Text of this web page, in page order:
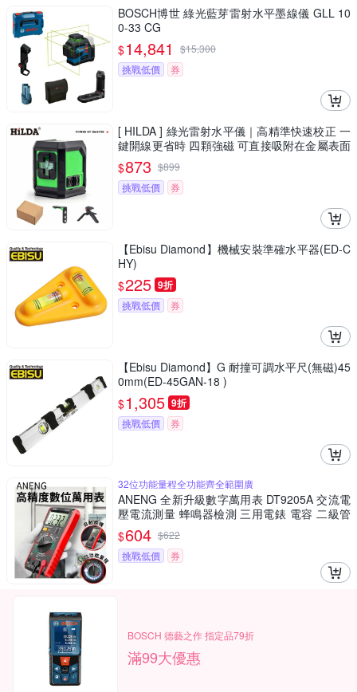
BOSCH博世 綠光藍芽雷射水平墨線儀 GLL 10
0-33 CG
$14,841 $15,300
挑戰低價
券
[ HILDA ] 綠光雷射水平儀｜高精準快速校正 一
鍵開線更省時 四顆強磁 可直接吸附在金屬表面
LS-298
$873 $899
挑戰低價
券
【Ebisu Diamond】機械安裝準確水平器(ED-C
HY)
$225 9折
挑戰低價 券
【Ebisu Diamond】G 耐撞可調水平尺(無磁)45
0mm(ED-45GAN-18 )
$1,305 9折
挑戰低價 券
32位功能量程全功能齊全範圍廣
ANENG 全新升級數字萬用表 DT9205A 交流電
壓電流測量 蜂鳴器檢測 三用電錶 電容 二級管
測量儀
$604 $622
挑戰低價
券
BOSCH 德藝之作 指定品79折
滿99大優惠